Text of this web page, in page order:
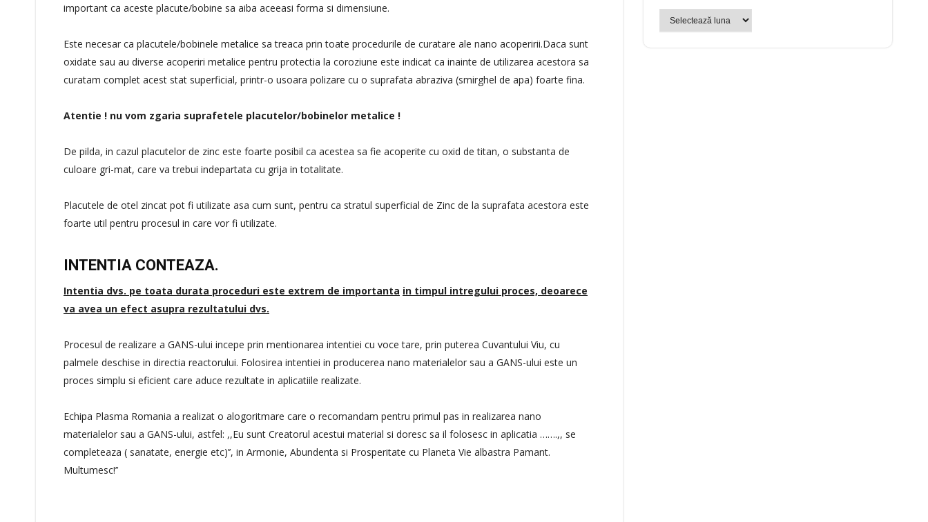
important ca aceste placute/bobine sa aiba aceeasi forma si dimensiune.
Este necesar ca placutele/bobinele metalice sa treaca prin toate procedurile de curatare ale nano acoperirii.Daca sunt
oxidate sau au diverse acoperiri metalice pentru protectia la coroziune este indicat ca inainte de utilizarea acestora sa
curatam complet acest stat superficial, printr-o usoara polizare cu o suprafata abraziva (smirghel de apa) foarte fina.
Atentie ! nu vom zgaria suprafetele placutelor/bobinelor metalice !
De pilda, in cazul placutelor de zinc este foarte posibil ca acestea sa fie acoperite cu oxid de titan, o substanta de
culoare gri-mat, care va trebui indepartata cu grija in totalitate.
Placutele de otel zincat pot fi utilizate asa cum sunt, pentru ca stratul superficial de Zinc de la suprafata acestora este
foarte util pentru procesul in care vor fi utilizate.
INTENTIA CONTEAZA.
Intentia dvs. pe toata durata proceduri este extrem de importanta in timpul intregului proces, deoarece
va avea un efect asupra rezultatului dvs.
Procesul de realizare a GANS-ului incepe prin mentionarea intentiei cu voce tare, prin puterea Cuvantului Viu, cu
palmele deschise in directia reactorului. Folosirea intentiei in producerea nano materialelor sau a GANS-ului este un
proces simplu si eficient care aduce rezultate in aplicatiile realizate.
Echipa Plasma Romania a realizat o alogoritmare care o recomandam pentru primul pas in realizarea nano
materialelor sau a GANS-ului, astfel: ,,Eu sunt Creatorul acestui material si doresc sa il folosesc in aplicatia …….,, se
completeaza ( sanatate, energie etc)’’, in Armonie, Abundenta si Prosperitate cu Planeta Vie albastra Pamant.
Multumesc!’’